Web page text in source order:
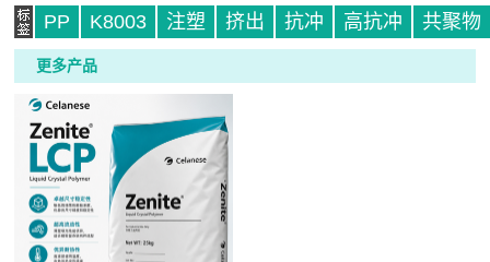
PP K8003 注塑 挤出 抗冲 高抗冲 共聚物
更多产品